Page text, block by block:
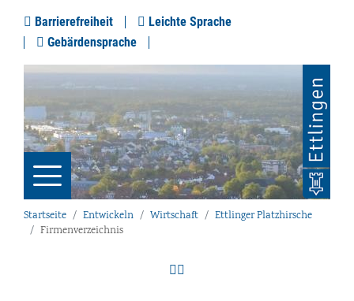
Barrierefreiheit
Leichte Sprache
Gebärdensprache
Startseite Entwickeln Wirtschaft
Ettlinger Platzhirsche
Firmenverzeichnis